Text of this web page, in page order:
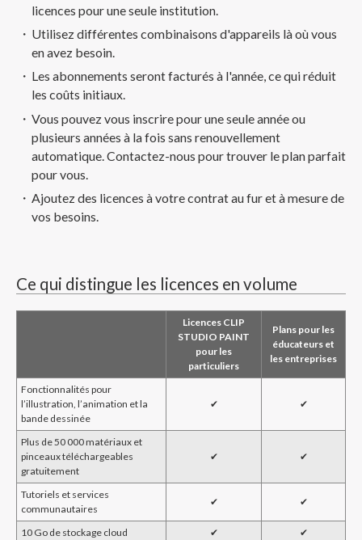
licences pour une seule institution.
Utilisez différentes combinaisons d'appareils là où vous
en avez besoin.
Les abonnements seront facturés à l'année, ce qui réduit
les coûts initiaux.
Vous pouvez vous inscrire pour une seule année ou
plusieurs années à la fois sans renouvellement
automatique. Contactez-nous pour trouver le plan parfait
pour vous.
Ajoutez des licences à votre contrat au fur et à mesure de
vos besoins.
Ce qui distingue les licences en volume
Licences CLIP
STUDIO PAINT
pour les
particuliers
Plans pour les
éducateurs et
les entreprises
Fonctionnalités pour
l’illustration, l’animation et la
bande dessinée
✔︎ ✔︎
Plus de 50 000 matériaux et
pinceaux téléchargeables
gratuitement
✔︎ ✔︎
Tutoriels et services
communautaires
✔︎ ✔︎
10 Go de stockage cloud ✔︎
✔︎